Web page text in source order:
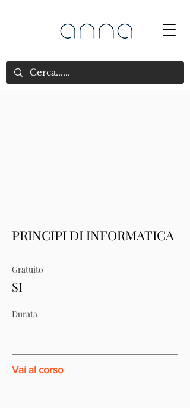
PRINCIPI DI INFORMATICA
Gratuito
SI
Durata
Vai al corso